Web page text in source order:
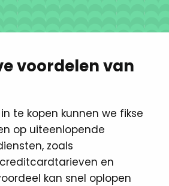
voordelen van
te kopen kunnen we fikse
op uiteenlopende
zoals
en
kan snel oplopen